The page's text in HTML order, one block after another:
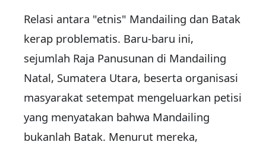
Relasi antara "etnis" Mandailing dan Batak
kerap problematis. Baru-baru ini,
sejumlah Raja Panusunan di Mandailing
Natal, Sumatera Utara, beserta organisasi
masyarakat setempat mengeluarkan petisi
yang menyatakan bahwa Mandailing
bukanlah Batak. Menurut mereka,